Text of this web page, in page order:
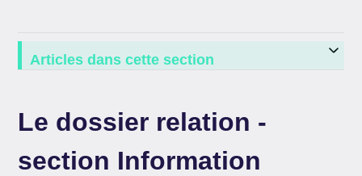
Articles dans cette section
Le dossier relation -
section Information